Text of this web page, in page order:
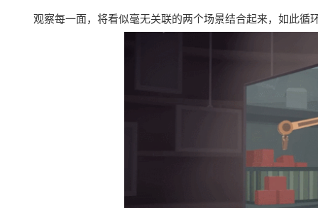
观察每一面，将看似毫无关联的两个场景结合起来，如此循